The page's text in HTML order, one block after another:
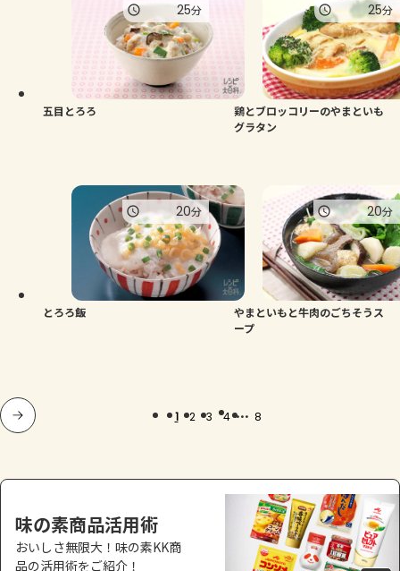
五目とろろ
25分
鶏とブロッコリーのやまといも
グラタン
25分
とろろ飯
20分
やまといもと牛肉のごちそうス
ープ
20分
1 2 3 4 ... 8
味の素商品活用術
おいしさ無限大！味の素KK商
品の活用術をご紹介！